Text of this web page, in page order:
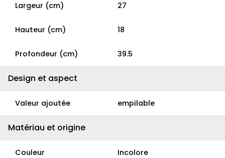
Largeur (cm) 27
Hauteur (cm) 18
Profondeur (cm) 39.5
Design et aspect
Valeur ajoutée empilable
Matériau et origine
Couleur Incolore